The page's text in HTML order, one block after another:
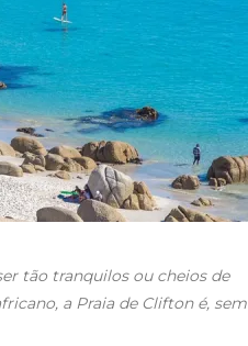
tão tranquilos ou cheios de
a Praia de Clifton é, sem